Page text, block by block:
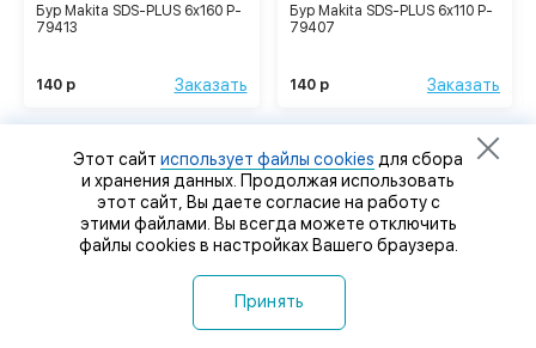
Бур Makita SDS-PLUS 6х160 P-
79413
140 р Заказать
Бур Makita SDS-PLUS 6х110 P-
79407
140 р Заказать
Этот сайт использует файлы cookies для сбора
и хранения данных. Продолжая использовать
этот сайт, Вы даете согласие на работу с
этими файлами. Вы всегда можете отключить
файлы cookies в настройках Вашего браузера.
Принять